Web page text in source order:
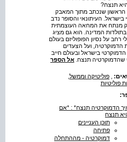
תנצח?
הראשון שנכתב מתוך המאבק
בישראל. העיתונאי והסופר נדב
מנתח את המחאה העוצמתית
המדינה. הוא גם מציג
רחב על נסיון הפופוליזם בעולם
הדמוקרטיה, ועל הצעדים
בישראל ובעולם חייב
שהדמוקרטיה תנצח. אל הספר
פוליטיקה וממשל
פוליטיות
הדמוקרטיה תנצח* : *אם
תנצח
תוכן העניינים
פתיחה
דמוקרטיה - מההתחלה